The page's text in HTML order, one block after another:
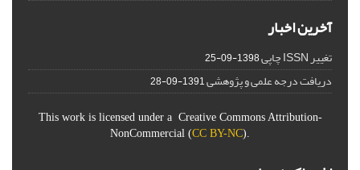
آخرین اخبار
تغییر ISSN چاپی 1398-09-25
دریافت درجه علمی و پژوهشی1391-09-28
This work is licensed under a Creative Commons Attribution-
NonCommercial (CC BY-NC).